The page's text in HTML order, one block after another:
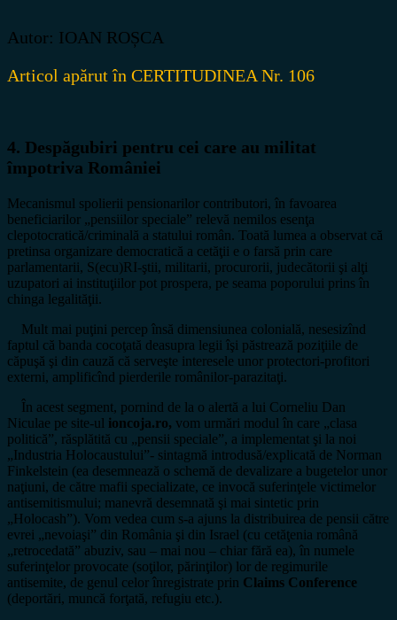
Autor: IOAN ROȘCA
Articol apărut în CERTITUDINEA Nr. 106
4. Despăgubiri pentru cei care au militat
împotriva României
Mecanismul spolierii pensionarilor contributori, în favoarea
beneficiarilor „pensiilor speciale” relevă nemilos esenţa
clepotocratică/criminală a statului român. Toată lumea a observat că
pretinsa organizare democratică a cetăţii e o farsă prin care
parlamentarii, S(ecu)RI-ştii, militarii, procurorii, judecătorii şi alţi
uzupatori ai instituţiilor pot prospera, pe seama poporului prins în
chinga legalităţii.
Mult mai puţini percep însă dimensiunea colonială, nesesizînd
faptul că banda cocoţată deasupra legii îşi păstrează poziţiile de
căpuşă şi din cauză că serveşte interesele unor protectori-profitori
externi, amplificînd pierderile românilor-parazitaţi.
În acest segment, pornind de la o alertă a lui Corneliu Dan
Niculae pe site-ul ioncoja.ro, vom urmări modul în care „clasa
politică”, răsplătită cu „pensii speciale”, a implementat şi la noi
„Industria Holocaustului”- sintagmă introdusă/explicată de Norman
Finkelstein (ea desemnează o schemă de devalizare a bugetelor unor
naţiuni, de către mafii specializate, ce invocă suferinţele victimelor
antisemitismului; manevră desemnată şi mai sintetic prin
„Holocash”). Vom vedea cum s-a ajuns la distribuirea de pensii către
evrei „nevoiaşi” din România şi din Israel (cu cetăţenia română
„retrocedată” abuziv, sau – mai nou – chiar fără ea), în numele
suferinţelor provocate (soţilor, părinţilor) lor de regimurile
antisemite, de genul celor înregistrate prin Claims Conference
(deportări, muncă forţată, refugiu etc.).